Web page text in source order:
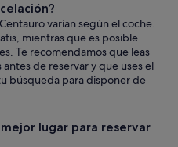
varían según el coche.
mientras que es posible
Te recomendamos que leas
de reservar y que uses el
búsqueda para disponer de
lugar para reservar